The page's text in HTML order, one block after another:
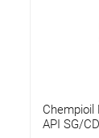
Chempioil
API SG/